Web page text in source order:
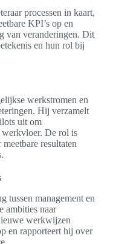
processen in kaart,
KPI’s op en
van veranderingen. Dit
en hun rol bij
werkstromen en
Hij verzamelt
uit om
werkvloer. De rol is
resultaten
tussen management en
ambities naar
werkwijzen
en rapporteert hij over